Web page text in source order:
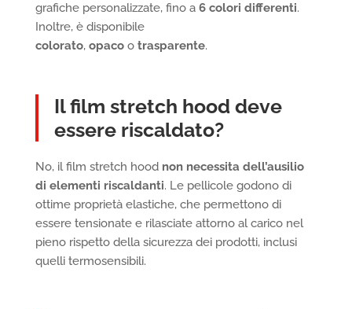
grafiche personalizzate, fino a 6 colori differenti.
Inoltre, è disponibile
colorato, opacoo trasparente.
Il film stretch hood deve
essere riscaldato?
No, il film stretch hood non necessita dell’ausilio
di elementi riscaldanti. Le pellicole godono di
ottime proprietà elastiche, che permettono di
essere tensionate e rilasciate attorno al carico nel
pieno rispetto della sicurezza dei prodotti, inclusi
quelli termosensibili.